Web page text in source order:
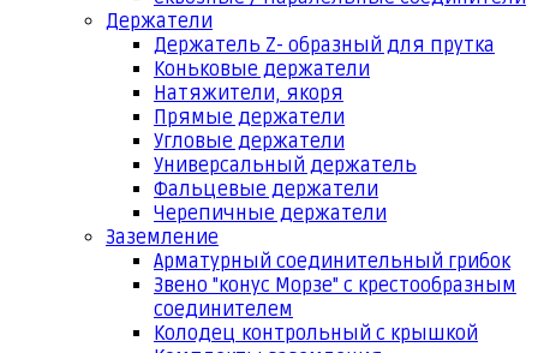
Держатели
Держатель Z- образный для прутка
Коньковые держатели
Натяжители, якоря
Прямые держатели
Угловые держатели
Универсальный держатель
Фальцевые держатели
Черепичные держатели
Заземление
Арматурный соединительный грибок
Звено "конус Морзе" с крестообразным
соединителем
Колодец контрольный с крышкой